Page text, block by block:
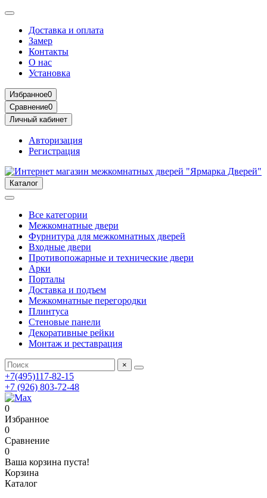
Доставка и оплата
Замер
Контакты
О нас
Установка
Избранное0
Сравнение0
Личный кабинет
Авторизация
Регистрация
Каталог
Все категории
Межкомнатные двери
Фурнитура для межкомнатных дверей
Входные двери
Противопожарные и технические двери
Арки
Порталы
Доставка и подъем
Межкомнатные перегородки
Плинтуса
Стеновые панели
Декоративные рейки
Монтаж и реставрация
×
+7(495)117-82-15
+7 (926) 803-72-48
0
Избранное
0
Сравнение
0
Ваша корзина пуста!
Корзина
Каталог